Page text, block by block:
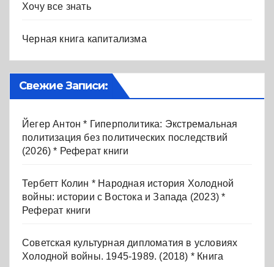
Хочу все знать
Черная книга капитализма
Свежие Записи:
Йегер Антон * Гиперполитика: Экстремальная
политизация без политических последствий
(2026) * Реферат книги
Тербетт Колин * Народная история Холодной
войны: истории с Востока и Запада (2023) *
Реферат книги
Советская культурная дипломатия в условиях
Холодной войны. 1945-1989. (2018) * Книга